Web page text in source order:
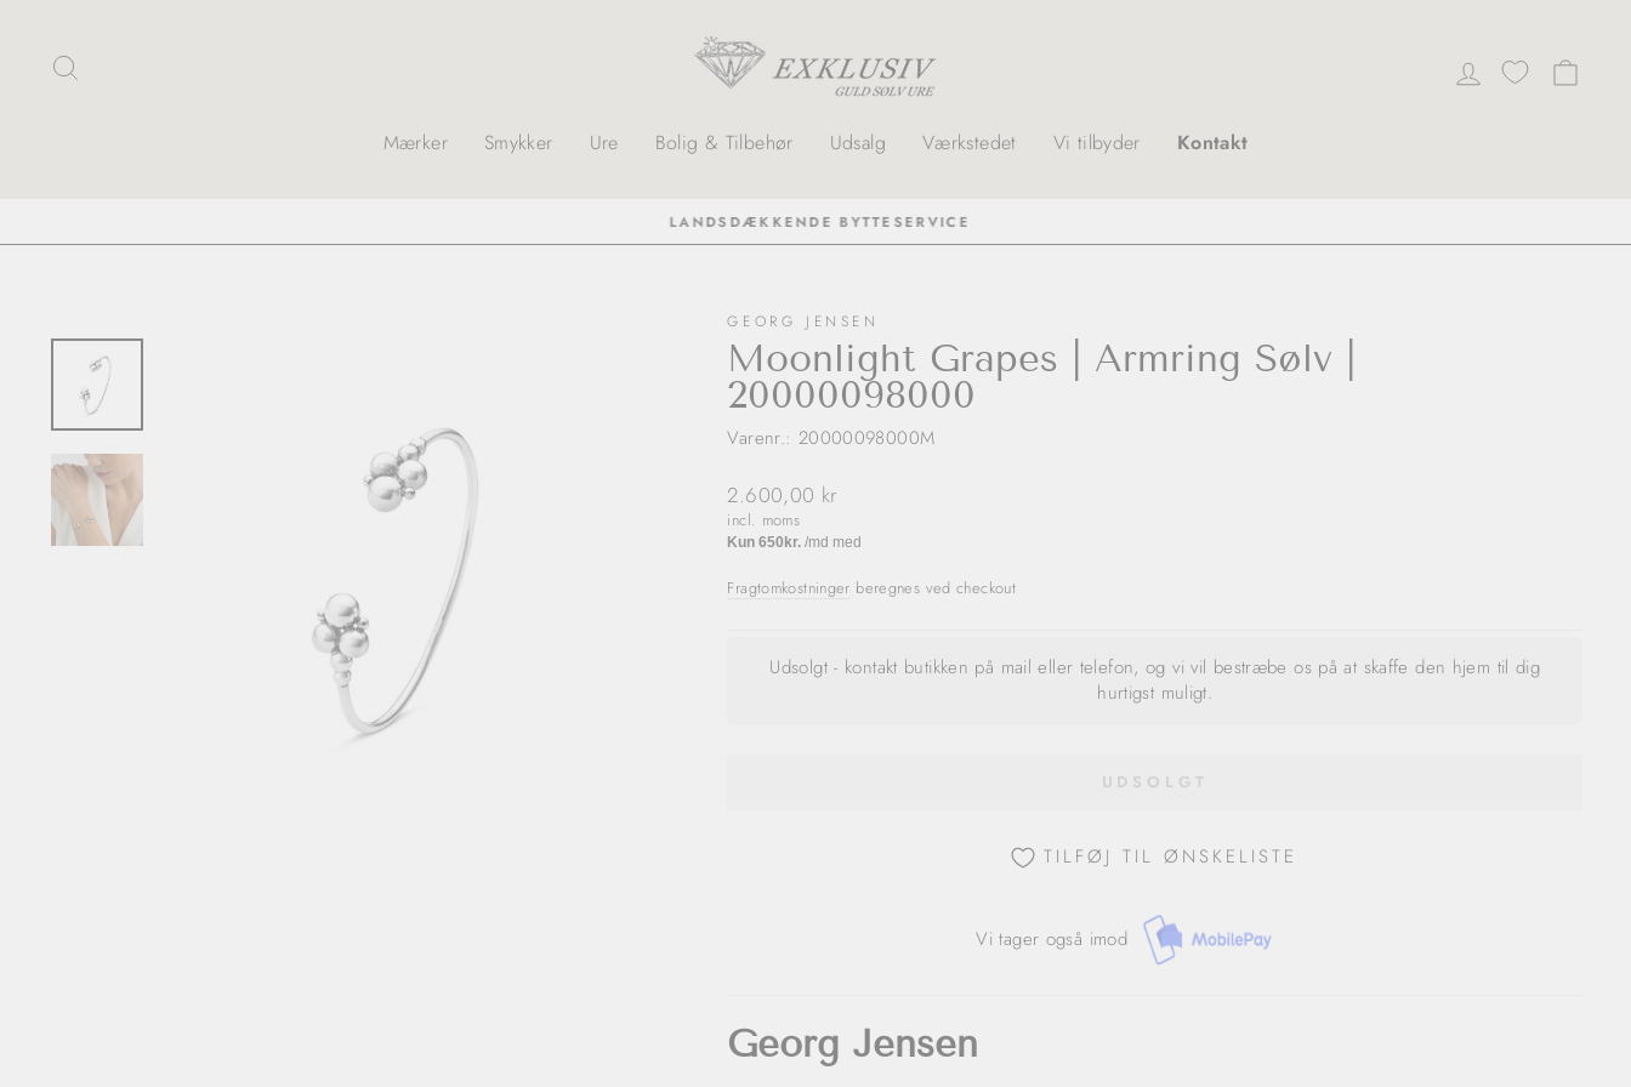
Log ind
Mærker Smykker Ure Bolig & Tilbehør Udsalg Værkstedet Vi tilbyder Kontakt
LANDSDÆKKENDE BYTTESERVICE
GEORG JENSEN
Moonlight Grapes | Armring Sølv |
20000098000
Varenr.: 20000098000M
Normalpris
2.600,00 kr
incl. moms
Fragtomkostninger beregnes ved checkout
Udsolgt - kontakt butikken på mail eller telefon, og vi vil bestræbe os på at skaffe den hjem til dig
hurtigst muligt.
UDSOLGT
TILFØJ TIL ØNSKELISTE
Vi tager også imod
Georg Jensen